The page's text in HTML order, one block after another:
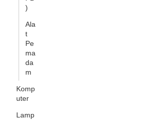
)
Ala
t
Pe
ma
da
m
Komp
uter
Lamp